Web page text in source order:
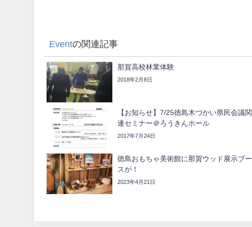
Eventの関連記事
那賀高校林業体験
2018年2月8日
【お知らせ】7/25徳島木づかい県民会議関
連セミナー＠ろうきんホール
2017年7月24日
徳島おもちゃ美術館に那賀ウッド展示ブー
スが！
2023年4月21日